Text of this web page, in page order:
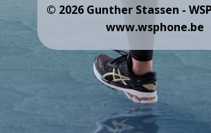
© 2026 Gunther Stassen -
www.wsphone.be